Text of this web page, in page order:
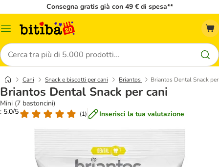
Consegna gratis già con 49 € di spesa**
Overview
Cerca
Cani Snack e biscotti per cani Briantos Briantos Dental Snack
Briantos Dental Snack per cani
Mini (7 bastoncini)
: 5.0/5
(1) Inserisci la tua valutazione